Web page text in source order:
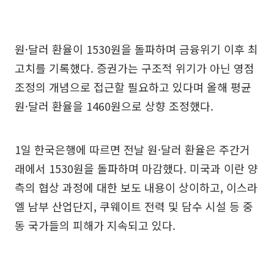
원·달러 환율이 1530원을 돌파하며 금융위기 이후 최
고치를 기록했다. 증권가는 구조적 위기가 아닌 영점
조정의 개념으로 접근할 필요하고 있다며 올해 평균
원·달러 환율을 1460원으로 상향 조정했다.
1일 한국은행에 따르면 전날 원·달러 환율은 주간거
래에서 1530원을 돌파하며 마감했다. 미국과 이란 양
측의 협상 과정에 대한 보도 내용이 상이하고, 이스라
엘 남부 산업단지, 쿠웨이트 전력 및 담수 시설 등 중
동 국가들의 피해가 지속되고 있다.